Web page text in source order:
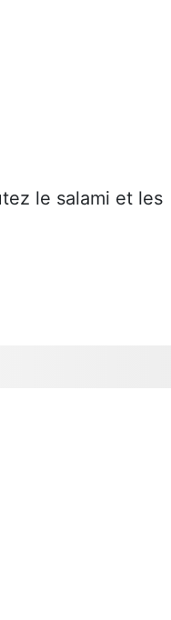
le salami et les